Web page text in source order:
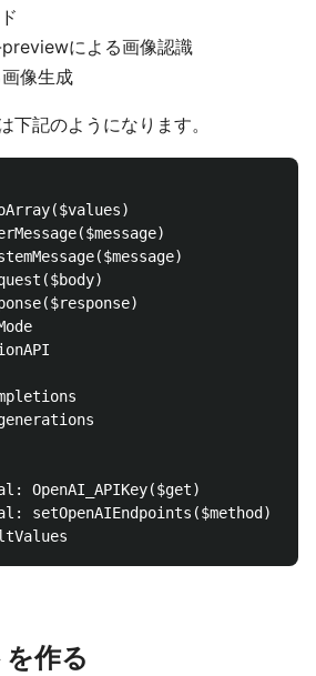
による画像認識
画像生成
下記のようになります。
OpenAI_APIKey($get)
setOpenAIEndpoints($method)
作る